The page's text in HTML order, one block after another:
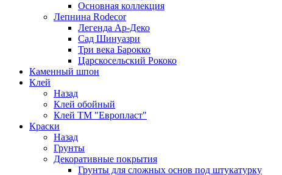
Основная коллекция
Лепнина Rodecor
Легенда Ар-Деко
Сад Шинуазри
Три века Барокко
Царскосельский Рококо
Каменный шпон
Клей
Назад
Клей обойный
Клей ТМ "Европласт"
Краски
Назад
Грунты
Декоративные покрытия
Грунты для сложных основ под штукатурку